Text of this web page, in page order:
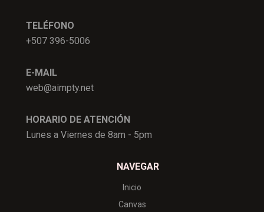
NAVEGAR
Inicio
Canvas
TELÉFONO
+507 396-5006
E-MAIL
web@aimpty.net
HORARIO DE ATENCIÓN
Lunes a Viernes de 8am - 5pm